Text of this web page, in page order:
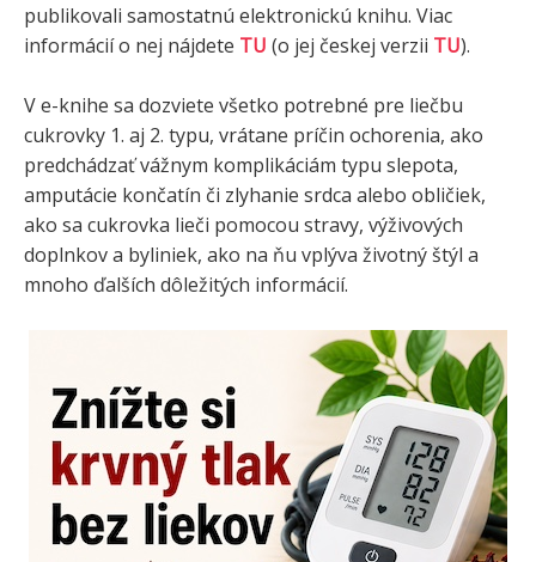
publikovali samostatnú elektronickú knihu. Viac
informácií o nej nájdete TU (o jej českej verzii TU).
V e-knihe sa dozviete všetko potrebné pre liečbu
cukrovky 1. aj 2. typu, vrátane príčin ochorenia, ako
predchádzať vážnym komplikáciám typu slepota,
amputácie končatín či zlyhanie srdca alebo obličiek,
ako sa cukrovka lieči pomocou stravy, výživových
doplnkov a byliniek, ako na ňu vplýva životný štýl a
mnoho ďalších dôležitých informácií.